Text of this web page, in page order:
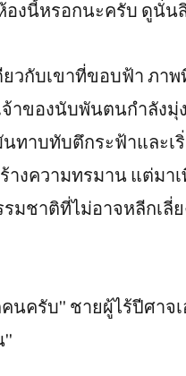
องนี้หรอกนะครับ ดูนั่น
วกับเขาที่ขอบฟ้า ภาพ
าของนับพันตนกำลังมุ่
นทาบทับตึกระฟ้าและเ
างความทรมาน แต่มาเ
มชาติที่ไม่อาจหลีกเลี่
นครับ" ชายผู้ไร้ปีศาจเ
"